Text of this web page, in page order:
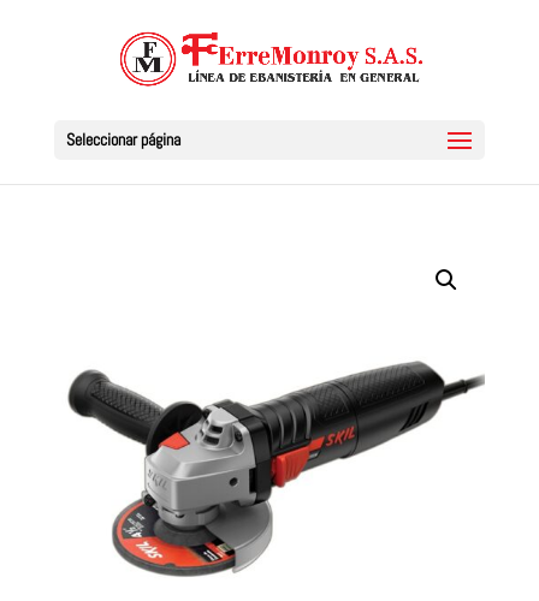
Seleccionar página